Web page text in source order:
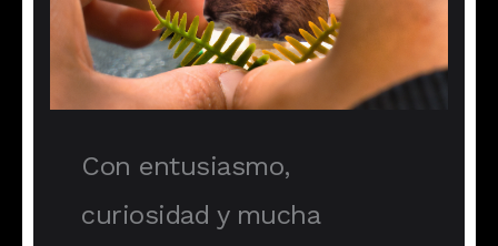
Con entusiasmo,
curiosidad y mucha